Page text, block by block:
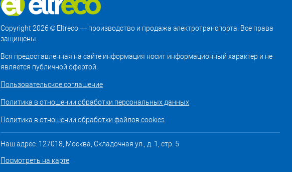
Copyright 2026 © Eltreco — производство и продажа электротранспорта. Все права
защищены.
Вся предоставленная на сайте информация носит информационный характер и не
является публичной офертой.
Пользовательское соглашение
Политика в отношении обработки персональных данных
Политика в отношении обработки файлов cookies
Наш адрес: 127018, Москва, Складочная ул., д. 1, стр. 5
Посмотреть на карте